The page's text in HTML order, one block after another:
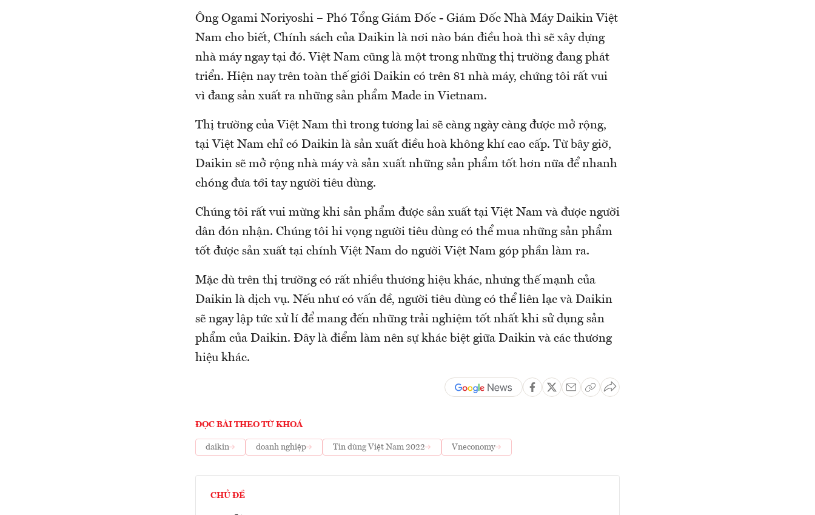
Ông Ogami Noriyoshi – Phó Tổng Giám Đốc - Giám Đốc Nhà Máy Daikin Việt
Nam cho biết, Chính sách của Daikin là nơi nào bán điều hoà thì sẽ xây dựng
nhà máy ngay tại đó. Việt Nam cũng là một trong những thị trường đang phát
triển. Hiện nay trên toàn thế giới Daikin có trên 81 nhà máy, chứng tôi rất vui
vì đang sản xuất ra những sản phẩm Made in Vietnam.
Thị trường của Việt Nam thì trong tương lai sẽ càng ngày càng được mở rộng,
tại Việt Nam chỉ có Daikin là sản xuất điều hoà không khí cao cấp. Từ bây giờ,
Daikin sẽ mở rộng nhà máy và sản xuất những sản phẩm tốt hơn nữa để nhanh
chóng đưa tới tay người tiêu dùng.
Chúng tôi rất vui mừng khi sản phẩm được sản xuất tại Việt Nam và được người
dân đón nhận. Chúng tôi hi vọng người tiêu dùng có thể mua những sản phẩm
tốt được sản xuất tại chính Việt Nam do người Việt Nam góp phần làm ra.
Mặc dù trên thị trường có rất nhiều thương hiệu khác, nhưng thế mạnh của
Daikin là dịch vụ. Nếu như có vấn đề, người tiêu dùng có thể liên lạc và Daikin
sẽ ngay lập tức xử lí để mang đến những trải nghiệm tốt nhất khi sử dụng sản
phẩm của Daikin. Đây là điểm làm nên sự khác biệt giữa Daikin và các thương
hiệu khác.
ĐỌC BÀI THEO TỪ KHOÁ
daikin doanh nghiệp Tin dùng Việt Nam 2022 Vneconomy
CHỦ ĐỀ